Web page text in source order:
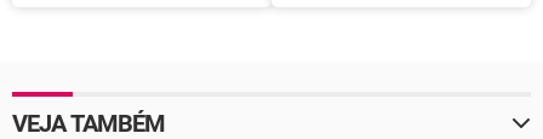
VEJA TAMBÉM